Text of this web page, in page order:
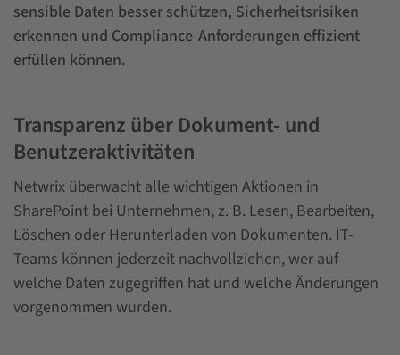
sensible Daten besser schützen, Sicherheitsrisiken
erkennen und Compliance-Anforderungen effizient
erfüllen können.
Transparenz über Dokument- und
Benutzeraktivitäten
Netwrix überwacht alle wichtigen Aktionen in
SharePoint bei Unternehmen, z. B. Lesen, Bearbeiten,
Löschen oder Herunterladen von Dokumenten. IT-
Teams können jederzeit nachvollziehen, wer auf
welche Daten zugegriffen hat und welche Änderungen
vorgenommen wurden.